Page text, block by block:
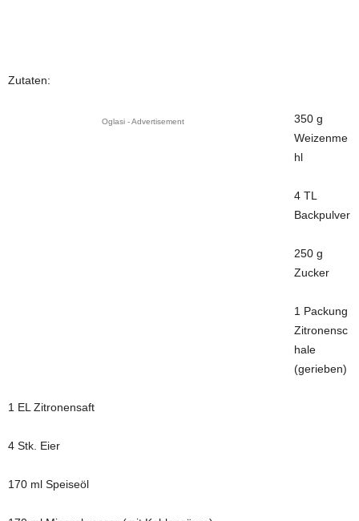
Zutaten:
Oglasi - Advertisement
350 g
Weizenme
hl
4 TL
Backpulver
250 g
Zucker
1 Packung
Zitronensc
hale
(gerieben)
1 EL Zitronensaft
4 Stk. Eier
170 ml Speiseöl